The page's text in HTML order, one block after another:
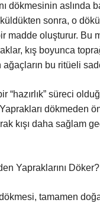
dökmesinin
sonra, o
madde oluşturur. Bu
kış boyunca
ağaçların bu ritüeli
“hazırlık” süreci
dökmeden
kışı daha
Yapraklarını Döker?
tamamen